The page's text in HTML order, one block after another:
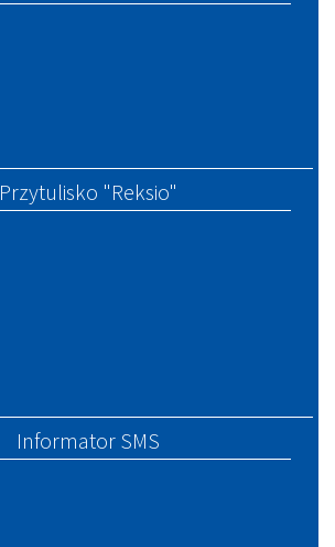
Przytulisko "Reksio"
Informator SMS